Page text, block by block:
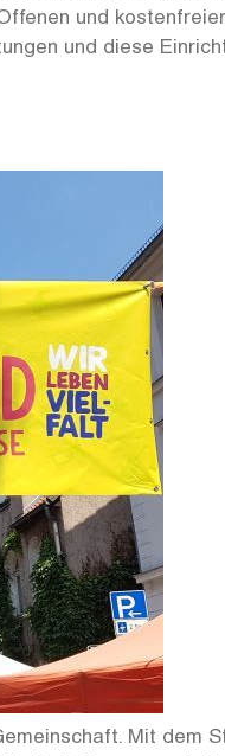
und
und diese
Mit dem